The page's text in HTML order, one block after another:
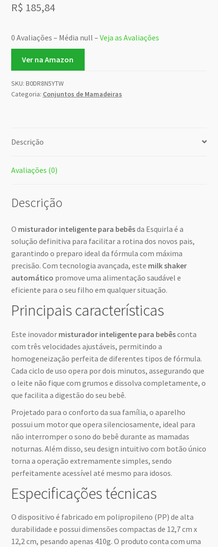
R$ 185,84
0 Avaliações – Média null – Veja as Avaliações
Ver na Amazon
SKU: B0DR8N5YTW
Categoria: Conjuntos de Mamadeiras
Descrição
Avaliações (0)
Descrição
O misturador inteligente para bebêsda Esquirla é a
solução definitiva para facilitar a rotina dos novos pais,
garantindo o preparo ideal da fórmula com máxima
precisão. Com tecnologia avançada, este milk shaker
automático promove uma alimentação saudável e
eficiente para o seu filho em qualquer situação.
Principais características
Este inovador misturador inteligente para bebêsconta
com três velocidades ajustáveis, permitindo a
homogeneização perfeita de diferentes tipos de fórmula.
Cada ciclo de uso opera por dois minutos, assegurando que
o leite não fique com grumos e dissolva completamente, o
que facilita a digestão do seu bebê.
Projetado para o conforto da sua família, o aparelho
possui um motor que opera silenciosamente, ideal para
não interromper o sono do bebê durante as mamadas
noturnas. Além disso, seu design intuitivo com botão único
torna a operação extremamente simples, sendo
perfeitamente acessível até mesmo para idosos.
Especificações técnicas
O dispositivo é fabricado em polipropileno (PP) de alta
durabilidade e possui dimensões compactas de 12,7 cm x
12,2 cm, pesando apenas 410g. O produto conta com uma